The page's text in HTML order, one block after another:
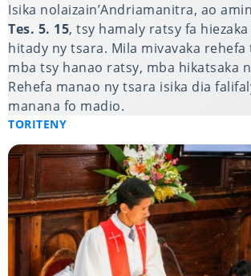
Isika nolaizain’Andriamanitra, ao
Tes. 5. 15, tsy hamaly ratsy fa
hitady ny tsara. Mila mivavaka rehefa
mba tsy hanao ratsy, mba hikatsaka
Rehefa manao ny tsara isika dia
manana fo madio.
TORITENY